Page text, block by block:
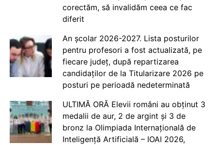
corectăm, să invalidăm ceea ce fac
diferit
An școlar 2026-2027. Lista posturilor
pentru profesori a fost actualizată, pe
fiecare județ, după repartizarea
candidaților de la Titularizare 2026 pe
posturi pe perioadă nedeterminată
ULTIMĂ ORĂ Elevii români au obținut 3
medalii de aur, 2 de argint și 3 de
bronz la Olimpiada Internațională de
Inteligență Artificială – IOAI 2026,